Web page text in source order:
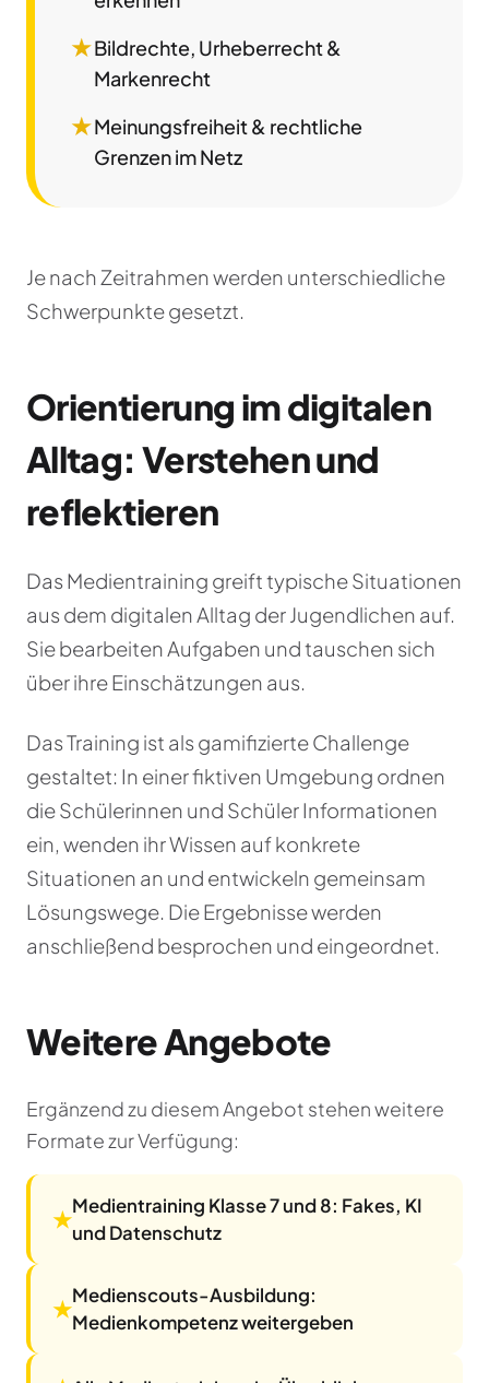
★Bildrechte, Urheberrecht &
Markenrecht
★Meinungsfreiheit & rechtliche
Grenzen im Netz
Je nach Zeitrahmen werden unterschiedliche
Schwerpunkte gesetzt.
Orientierung im digitalen
Alltag: Verstehen und
reflektieren
Das Medientraining greift typische Situationen
aus dem digitalen Alltag der Jugendlichen auf.
Sie bearbeiten Aufgaben und tauschen sich
über ihre Einschätzungen aus.
Das Training ist als gamifizierte Challenge
gestaltet: In einer fiktiven Umgebung ordnen
die Schülerinnen und Schüler Informationen
ein, wenden ihr Wissen auf konkrete
Situationen an und entwickeln gemeinsam
Lösungswege. Die Ergebnisse werden
anschließend besprochen und eingeordnet.
Weitere Angebote
Ergänzend zu diesem Angebot stehen weitere
Formate zur Verfügung:
★Medientraining Klasse 7 und 8: Fakes, KI
und Datenschutz
★Medienscouts-Ausbildung:
Medienkompetenz weitergeben